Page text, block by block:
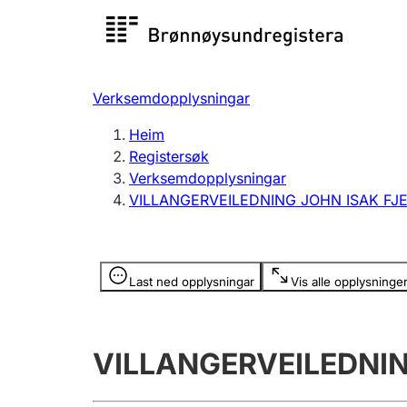
Registersøk
Registrere, endre, slette
Verksemdopplysningar
Heim
Registersøk
Verksemdopplysningar
VILLANGERVEILEDNING JOHN ISAK
Last ned opplysningar Vis alle opplysninger
Opplysninger er skjult